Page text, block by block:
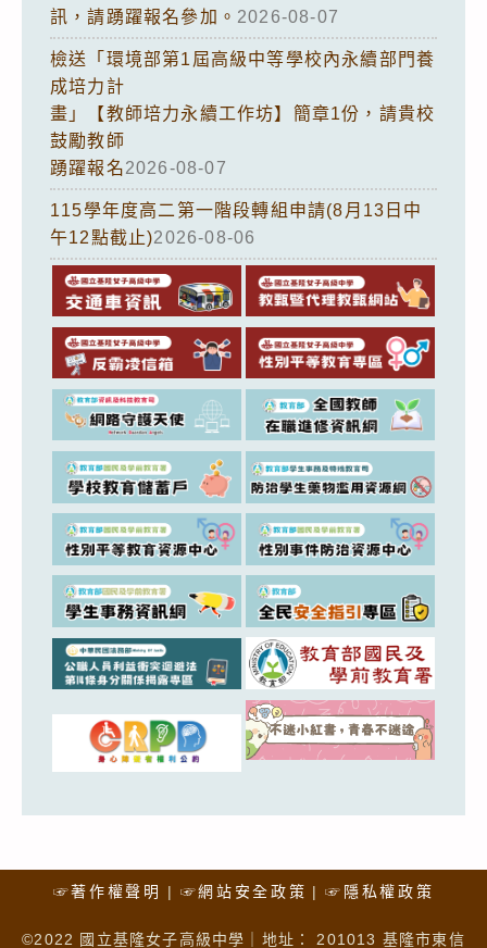
訊，請踴躍報名參加。 2026-08-07
檢送「環境部第1屆高級中等學校內永續部門養
成培力計
畫」【教師培力永續工作坊】簡章1份，請貴校
鼓勵教師
踴躍報名2026-08-07
115學年度高二第一階段轉組申請(8月13日中
午12點截止)2026-08-06
☞著作權聲明 ☞網站安全政策 ☞隱私權政策
©2022 國立基隆女子高級中學｜地址： 201013 基隆市東信